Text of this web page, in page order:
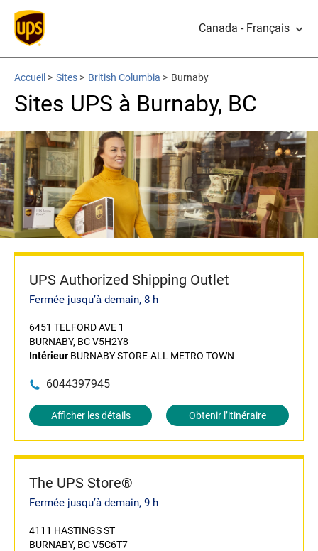
Canada - Français
Accueil > Sites > British Columbia > Burnaby
Sites UPS à Burnaby, BC
UPS Authorized Shipping Outlet
Fermée jusqu’à demain, 8 h
6451 TELFORD AVE 1
BURNABY, BC V5H2Y8
Intérieur BURNABY STORE-ALL METRO TOWN
6044397945
Afficher les détails Obtenir l’itinéraire
The UPS Store®
Fermée jusqu’à demain, 9 h
4111 HASTINGS ST
BURNABY, BC V5C6T7